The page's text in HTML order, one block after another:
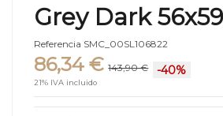
Grey Dark
Referencia SMC_00SL106822
86,34 € 143,90 € -40%
21% IVA incluido